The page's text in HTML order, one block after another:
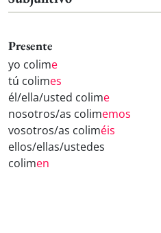
Presente
yo colime
tú colimes
él/ella/usted colime
nosotros/as colimemos
vosotros/as coliméis
ellos/ellas/ustedes
colimen